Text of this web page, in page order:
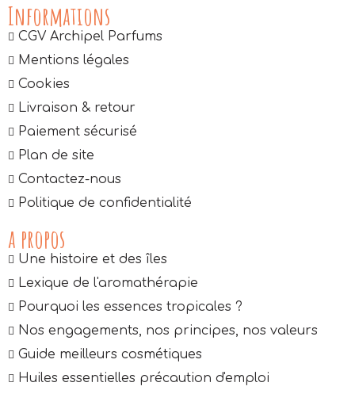
Informations
CGV Archipel Parfums
Mentions légales
Cookies
Livraison & retour
Paiement sécurisé
Plan de site
Contactez-nous
Politique de confidentialité
a propos
Une histoire et des îles
Lexique de l'aromathérapie
Pourquoi les essences tropicales ?
Nos engagements, nos principes, nos valeurs
Guide meilleurs cosmétiques
Huiles essentielles précaution d'emploi